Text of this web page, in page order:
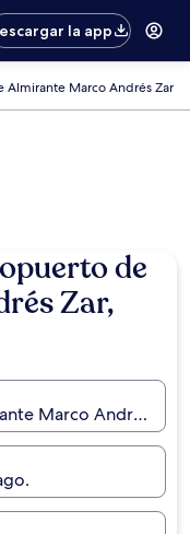
la app
Almirante Marco Andrés Zar
de
Zar,
Marco Andrés Zar)